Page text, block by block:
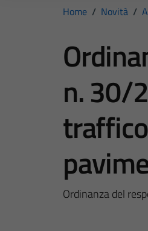
Home / Novità /
n. 30/
Ordinanza del